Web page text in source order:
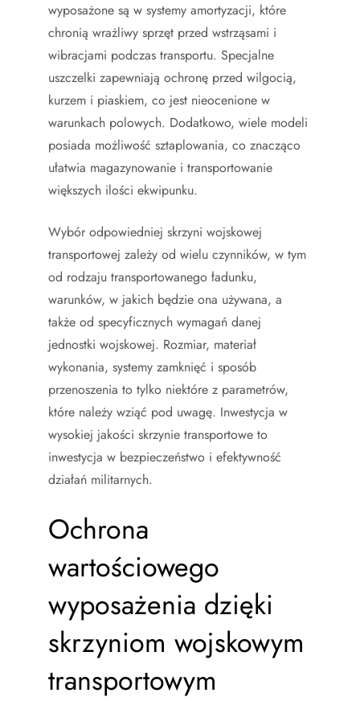
wyposażone są w systemy amortyzacji, które
chronią wrażliwy sprzęt przed wstrząsami i
wibracjami podczas transportu. Specjalne
uszczelki zapewniają ochronę przed wilgocią,
kurzem i piaskiem, co jest nieocenione w
warunkach polowych. Dodatkowo, wiele modeli
posiada możliwość sztaplowania, co znacząco
ułatwia magazynowanie i transportowanie
większych ilości ekwipunku.
Wybór odpowiedniej skrzyni wojskowej
transportowej zależy od wielu czynników, w tym
od rodzaju transportowanego ładunku,
warunków, w jakich będzie ona używana, a
także od specyficznych wymagań danej
jednostki wojskowej. Rozmiar, materiał
wykonania, systemy zamknięć i sposób
przenoszenia to tylko niektóre z parametrów,
które należy wziąć pod uwagę. Inwestycja w
wysokiej jakości skrzynie transportowe to
inwestycja w bezpieczeństwo i efektywność
działań militarnych.
Ochrona
wartościowego
wyposażenia dzięki
skrzyniom wojskowym
transportowym